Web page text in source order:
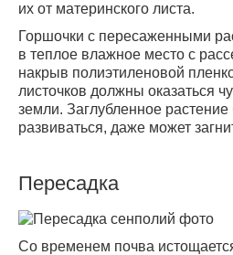
их от материнского листа.
Горшочки с пересаженными
в теплое влажное место с
накрыв полиэтиленовой
листочков должны оказаться
земли. Заглубленное растение
развиваться, даже может
Пересадка
Со временем почва